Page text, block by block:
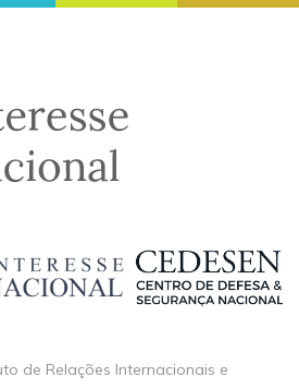
de Relações Internacionais e